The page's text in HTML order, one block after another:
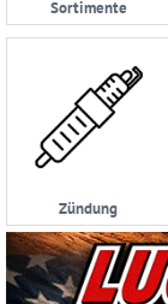
Sortimente
Zündung